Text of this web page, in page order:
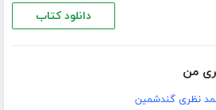
دانلود کتاب
من
نظری گندشمین